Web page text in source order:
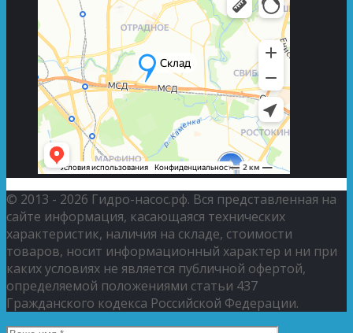
© 2013 - 2026 Гидро-насос.рф. Вся представленная на
сайте информация, касающаяся технических
характеристик, наличия на складе, стоимости
товаров, носит информационный характер и ни при
каких условиях не является публичной офертой,
определяемой положениями статьи 437
Гражданского кодекса Российской Федерации.